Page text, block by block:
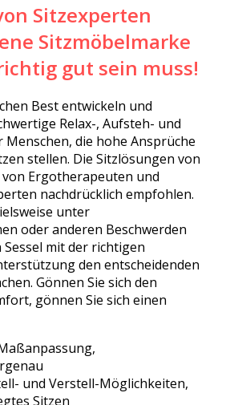
Sitzexperten
Sitzmöbelmarke
gut sein muss!
Best entwickeln und
Relax-, Aufsteh- und
Menschen, die hohe Ansprüche
stellen. Die Sitzlösungen von
Ergotherapeuten und
nachdrücklich empfohlen.
unter
oder anderen Beschwerden
Sessel mit der richtigen
den entscheidenden
Gönnen Sie sich den
gönnen Sie sich einen
und Verstell-Möglichkeiten,
Sitzen